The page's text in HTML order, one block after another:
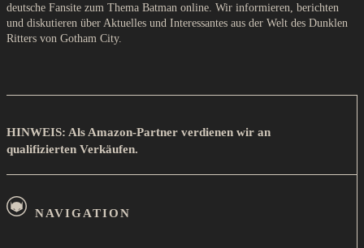
deutsche Fansite zum Thema Batman online. Wir informieren, berichten
und diskutieren über Aktuelles und Interessantes aus der Welt des Dunklen
Ritters von Gotham City.
HINWEIS: Als Amazon-Partner verdienen wir an
qualifizierten Verkäufen.
NAVIGATION